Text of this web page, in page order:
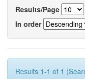
Results/Page
In order
Results 1-1 of 1